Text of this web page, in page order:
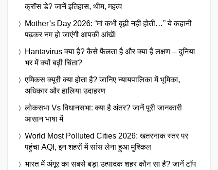
क्रॉस डे? जानें इतिहास, थीम, महत्व
Mother’s Day 2026: “मां कभी बूढ़ी नहीं होती…” ये कहानी
पढ़कर नम हो जाएंगी आपकी आंखें!
Hantavirus क्या है? कैसे फैलता है और क्या हैं लक्षण – दुनिया
भर में क्यों बढ़ी चिंता?
एमिकस क्यूरी क्या होता है? जानिए न्यायपालिका में भूमिका,
अधिकार और हालिया उदाहरण
लोकसभा Vs विधानसभा: क्या है अंतर? जानें पूरी जानकारी
आसान भाषा में
World Most Polluted Cities 2026: खतरनाक स्तर पर
पहुंचा AQI, इन शहरों में सांस लेना हुआ मुश्किल
भारत में अंगूर का सबसे बड़ा उत्पादक शहर कौन सा है? जानें टॉप